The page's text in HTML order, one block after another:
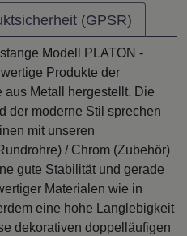
(GPSR)
Modell PLATON -
Produkte der
aus Metall hergestellt. Die
der moderne Stil sprechen
mit unseren
/ Chrom (Zubehör)
gute Stabilität und gerade
Materialen wie in
eine hohe Langlebigkeit
dekorativen doppelläufigen